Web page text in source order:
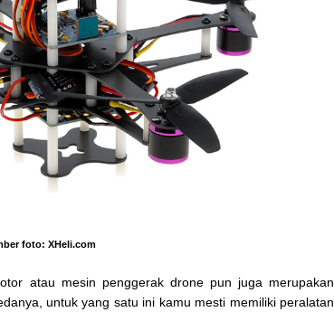
foto: XHeli.com
atau mesin penggerak drone pun juga merupakan
untuk yang satu ini kamu mesti memiliki peralatan